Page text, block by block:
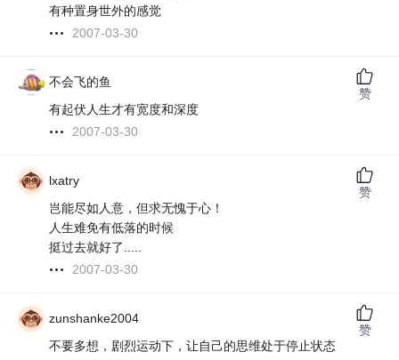
有种置身世外的感觉
2007-03-30
不会飞的鱼
有起伏人生才有宽度和深度
2007-03-30
赞
lxatry
岂能尽如人意，但求无愧于心！
人生难免有低落的时候
挺过去就好了.....
2007-03-30
赞
zunshanke2004
不要多想，剧烈运动下，让自己的思维处于停止状态
赞